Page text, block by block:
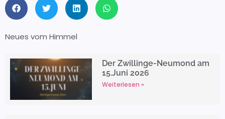
Neues vom Himmel
Der Zwillinge-Neumond am
15.Juni 2026
Weiterlesen »